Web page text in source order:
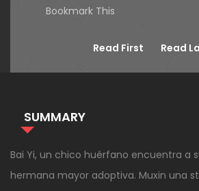
Bookmark This
Read First Read
SUMMARY
Bai Yi, un chico huérfano encuentra a
hermana mayor adoptiva. Muxin una